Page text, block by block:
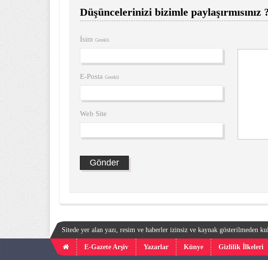
Düşüncelerinizi bizimle paylaşırmısınız
İsim Gerekli
E-Posta Gerekli
Web Site
Sitede yer alan yazı, resim ve haberler izinsiz ve kaynak gösterilmeden
E-Gazete Arşiv Yazarlar Künye Gizlilik İlkeleri